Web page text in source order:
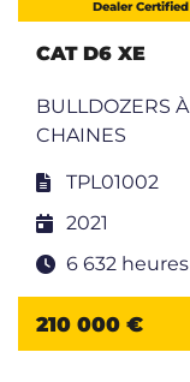
Dealer Certified
CAT D6 XE
BULLDOZERS À
CHAINES
TPL01002
2021
6 632 heures
210 000 €